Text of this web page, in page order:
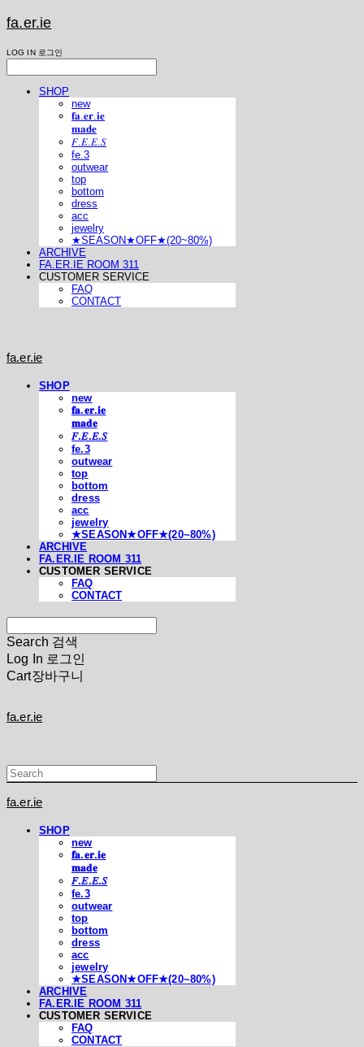
fa.er.ie
LOG IN 로그인
SHOP
new
𝐟𝐚.𝐞𝐫.𝐢𝐞
𝐦𝐚𝐝𝐞
𝐹.𝐸.𝐸.𝑆
fe.3
outwear
top
bottom
dress
acc
jewelry
★SEASON★OFF★(20~80%)
ARCHIVE
FA.ER.IE ROOM 311
CUSTOMER SERVICE
FAQ
CONTACT
fa.er.ie
SHOP
new
𝐟𝐚.𝐞𝐫.𝐢𝐞
𝐦𝐚𝐝𝐞
𝐹.𝐸.𝐸.𝑆
fe.3
outwear
top
bottom
dress
acc
jewelry
★SEASON★OFF★(20~80%)
ARCHIVE
FA.ER.IE ROOM 311
CUSTOMER SERVICE
FAQ
CONTACT
Search 검색
Log In 로그인
Cart장바구니
fa.er.ie
fa.er.ie
SHOP
new
𝐟𝐚.𝐞𝐫.𝐢𝐞
𝐦𝐚𝐝𝐞
𝐹.𝐸.𝐸.𝑆
fe.3
outwear
top
bottom
dress
acc
jewelry
★SEASON★OFF★(20~80%)
ARCHIVE
FA.ER.IE ROOM 311
CUSTOMER SERVICE
FAQ
CONTACT